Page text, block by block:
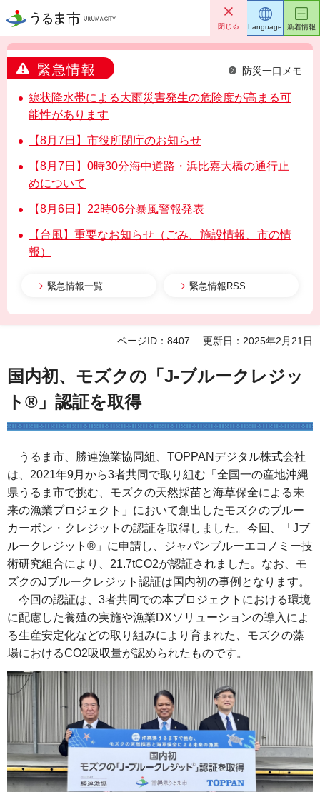
うるま市 閉じる
緊急情報 防災一口メモ
線状降水帯による大雨災害発生の危険度が高まる可
能性があります
【8月7日】市役所閉庁のお知らせ
【8月7日】0時30分海中道路・浜比嘉大橋の通行止
めについて
【8月6日】22時06分暴風警報発表
【台風】重要なお知らせ（ごみ、施設情報、市の情
報）
緊急情報一覧 緊急情報RSS
Language 新着情報
ページID：8407 更新日：2025年2月21日
国内初、モズクの「J-ブルークレジッ
ト®」認証を取得
うるま市、勝連漁業協同組、TOPPANデジタル株式会社
は、2021年9月から3者共同で取り組む「全国一の産地沖縄
県うるま市で挑む、モズクの天然採苗と海草保全による未
来の漁業プロジェクト」において創出したモズクのブルー
カーボン・クレジットの認証を取得しました。今回、「Jブ
ルークレジット®」に申請し、ジャパンブルーエコノミー技
術研究組合により、21.7tCO2が認証されました。なお、モ
ズクのJブルークレジット認証は国内初の事例となります。
今回の認証は、3者共同での本プロジェクトにおける環境
に配慮した養殖の実施や漁業DXソリューションの導入によ
る生産安定化などの取り組みにより育まれた、モズクの藻
場におけるCO2吸収量が認められたものです。